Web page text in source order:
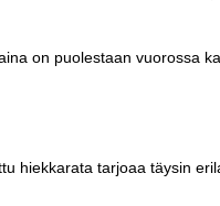
on puolestaan vuorossa
hiekkarata tarjoaa täysin